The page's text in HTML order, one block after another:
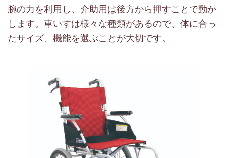
腕の力を利用し、介助用は後方から押すことで動か
します。車いすは様々な種類があるので、体に合っ
たサイズ、機能を選ぶことが大切です。